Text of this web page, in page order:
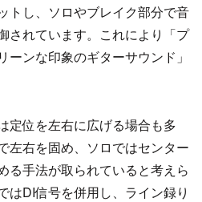
トし、ソロやブレイク部分で音
されています。これにより「プ
ーンな印象のギターサウンド」
定位を左右に広げる場合も多
左右を固め、ソロではセンター
る手法が取られていると考えら
はDI信号を併用し、ライン録り